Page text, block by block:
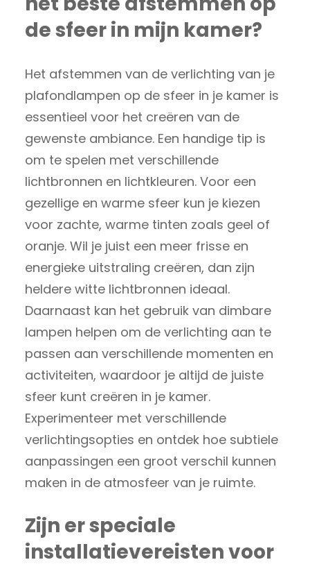
de sfeer in mijn kamer?
Het afstemmen van de verlichting van je
plafondlampen op de sfeer in je kamer is
essentieel voor het creëren van de
gewenste ambiance. Een handige tip is
om te spelen met verschillende
lichtbronnen en lichtkleuren. Voor een
gezellige en warme sfeer kun je kiezen
voor zachte, warme tinten zoals geel of
oranje. Wil je juist een meer frisse en
energieke uitstraling creëren, dan zijn
heldere witte lichtbronnen ideaal.
Daarnaast kan het gebruik van dimbare
lampen helpen om de verlichting aan te
passen aan verschillende momenten en
activiteiten, waardoor je altijd de juiste
sfeer kunt creëren in je kamer.
Experimenteer met verschillende
verlichtingsopties en ontdek hoe subtiele
aanpassingen een groot verschil kunnen
maken in de atmosfeer van je ruimte.
Zijn er speciale
installatievereisten voor